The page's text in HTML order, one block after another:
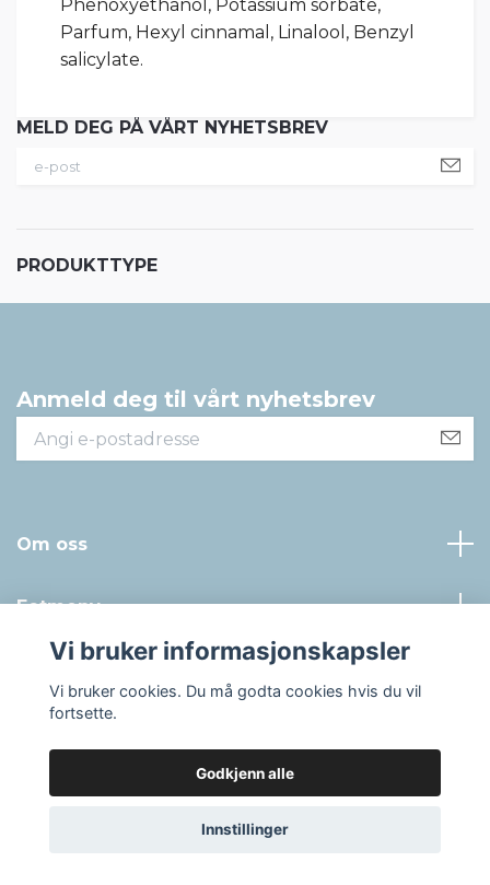
MELD DEG PÅ VÅRT NYHETSBREV
PRODUKTTYPE
Phenoxyethanol, Potassium sorbate,
Parfum, Hexyl cinnamal, Linalool, Benzyl
salicylate.
Anmeld deg til vårt nyhetsbrev
Om oss
Fotmeny
© 2026 Klinikk Vital Shop – KV AS Org.nr. 914211433 MVA
Vi bruker informasjonskapsler
Vi bruker cookies. Du må godta cookies hvis du vil
fortsette.
Godkjenn alle
Innstillinger